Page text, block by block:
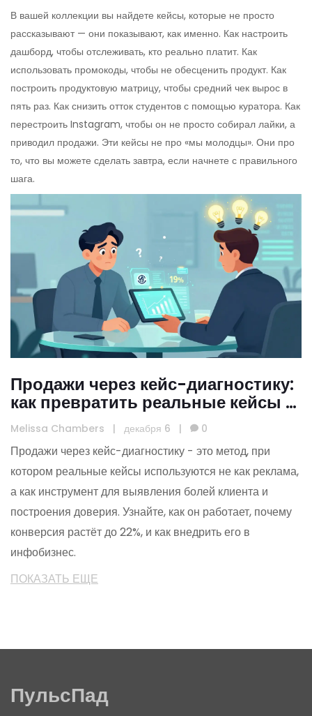
В вашей коллекции вы найдете кейсы, которые не просто
рассказывают — они показывают, как именно. Как настроить
дашборд, чтобы отслеживать, кто реально платит. Как
использовать промокоды, чтобы не обесценить продукт. Как
построить продуктовую матрицу, чтобы средний чек вырос в
пять раз. Как снизить отток студентов с помощью куратора. Как
перестроить Instagram, чтобы он не просто собирал лайки, а
приводил продажи. Эти кейсы не про «мы молодцы». Они про
то, что вы можете сделать завтра, если начнете с правильного
шага.
Продажи через кейс-диагностику:
как превратить реальные кейсы в
мощный инструмент для роста
доходов в инфобизнесе
Melissa Chambers | декабря 6 | 0
Продажи через кейс-диагностику - это метод, при
котором реальные кейсы используются не как реклама,
а как инструмент для выявления болей клиента и
построения доверия. Узнайте, как он работает, почему
конверсия растёт до 22%, и как внедрить его в
инфобизнес.
ПОКАЗАТЬ ЕЩЕ
ПульсПад